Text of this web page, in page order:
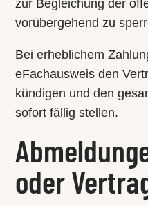
zur Begleichung der
vorübergehend zu
Bei erheblichem
eFachausweis den
kündigen und den
sofort fällig stellen.
oder